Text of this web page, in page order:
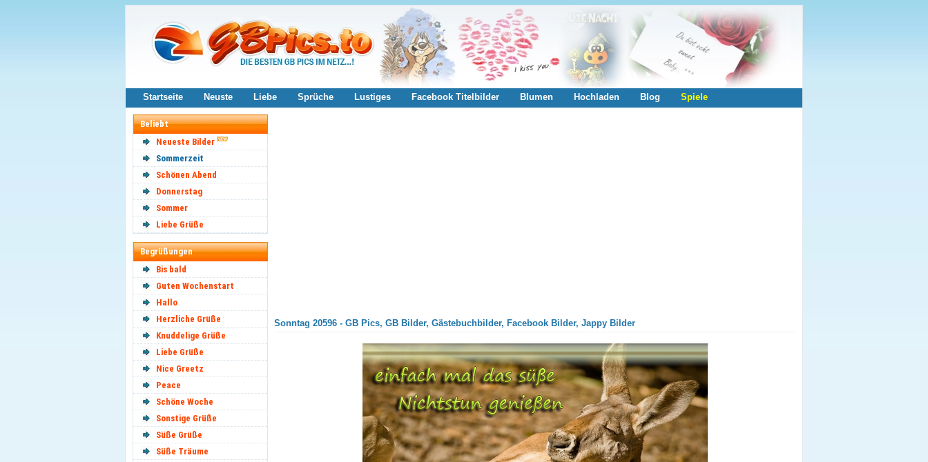
Startseite Neuste Liebe Sprüche Lustiges Facebook Titelbilder Blumen Hochladen Blog Spiele
Beliebt
Neueste Bilder
Sommerzeit
Schönen Abend
Donnerstag
Sommer
Liebe Grüße
Begrüßungen
Bis bald
Guten Wochenstart
Hallo
Herzliche Grüße
Knuddelige Grüße
Liebe Grüße
Nice Greetz
Peace
Schöne Woche
Sonstige Grüße
Süße Grüße
Süße Träume
Sonntag 20596 - GB Pics, GB Bilder, Gästebuchbilder, Facebook Bilder, Jappy Bilder